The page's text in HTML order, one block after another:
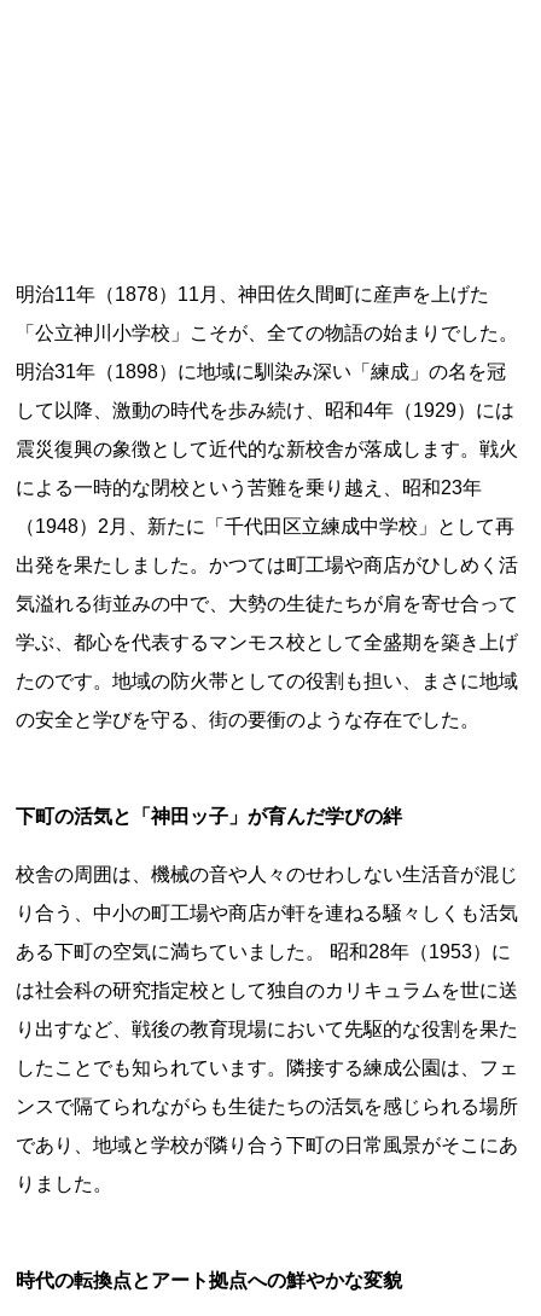
根室市立珸瑶瑁小学校 閉校
釧路市立東栄小学校 閉校
釧路市立柏木小学校 閉校
Final Access Books
二ヶ領用水 橋野高炉
都道府県から探す
明治11年（1878）11月、神田佐久間町に産声を上げた
「公立神川小学校」こそが、全ての物語の始まりでした。
明治31年（1898）に地域に馴染み深い「練成」の名を冠
して以降、激動の時代を歩み続け、昭和4年（1929）には
震災復興の象徴として近代的な新校舎が落成します。戦火
による一時的な閉校という苦難を乗り越え、昭和23年
（1948）2月、新たに「千代田区立練成中学校」として再
出発を果たしました。かつては町工場や商店がひしめく活
気溢れる街並みの中で、大勢の生徒たちが肩を寄せ合って
学ぶ、都心を代表するマンモス校として全盛期を築き上げ
たのです。地域の防火帯としての役割も担い、まさに地域
の安全と学びを守る、街の要衝のような存在でした。
下町の活気と「神田ッ子」が育んだ学びの絆
校舎の周囲は、機械の音や人々のせわしない生活音が混じ
り合う、中小の町工場や商店が軒を連ねる騒々しくも活気
ある下町の空気に満ちていました。 昭和28年（1953）に
は社会科の研究指定校として独自のカリキュラムを世に送
り出すなど、戦後の教育現場において先駆的な役割を果た
したことでも知られています。隣接する練成公園は、フェ
ンスで隔てられながらも生徒たちの活気を感じられる場所
であり、地域と学校が隣り合う下町の日常風景がそこにあ
りました。
時代の転換点とアート拠点への鮮やかな変貌